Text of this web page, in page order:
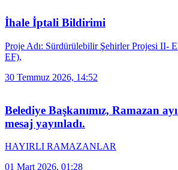
İhale İptali Bildirimi
Proje Adı: Sürdürülebilir Şehirler Projesi II-
EF),
30 Temmuz 2026, 14:52
Belediye Başkanımız, Ramazan
mesaj yayınladı.
HAYIRLI RAMAZANLAR
01 Mart 2026, 01:28